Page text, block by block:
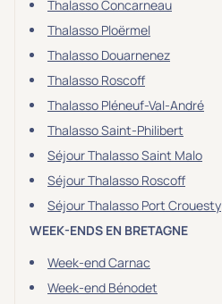
Thalasso Concarneau
Thalasso Ploërmel
Thalasso Douarnenez
Thalasso Roscoff
Thalasso Pléneuf-Val-André
Thalasso Saint-Philibert
Séjour Thalasso Saint Malo
Séjour Thalasso Roscoff
Séjour Thalasso Port Crouesty
WEEK-ENDS EN BRETAGNE
Week-end Carnac
Week-end Bénodet